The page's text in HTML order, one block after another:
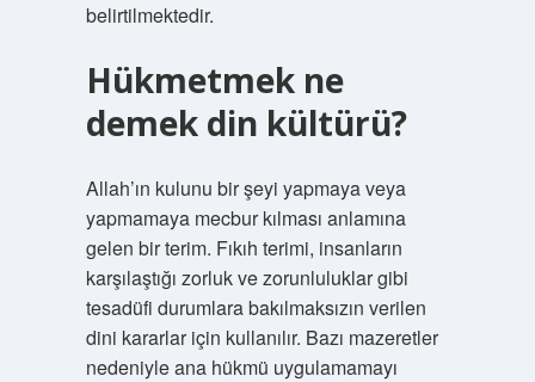
belirtilmektedir.
Hükmetmek ne
demek din kültürü?
Allah’ın kulunu bir şeyi yapmaya veya
yapmamaya mecbur kılması anlamına
gelen bir terim. Fıkıh terimi, insanların
karşılaştığı zorluk ve zorunluluklar gibi
tesadüfi durumlara bakılmaksızın verilen
dini kararlar için kullanılır. Bazı mazeretler
nedeniyle ana hükmü uygulamamayı